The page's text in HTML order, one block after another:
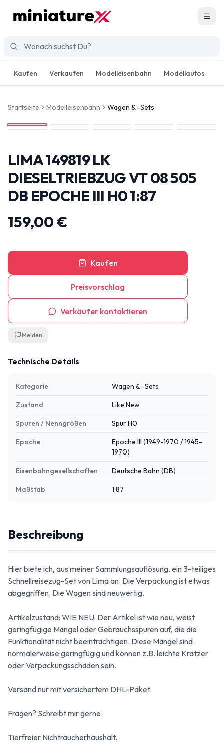
Menü
Kaufen Verkaufen Modelleisenbahn Modellautos
Startseite Modelleisenbahn Wagen & -Sets
LIMA 149819 LK
DIESELTRIEBZUG VT 08 505
DB EPOCHE III H0 1:87
159,00 €
Kaufen
Preisvorschlag
Verkäufer kontaktieren
Melden
Technische Details
Kategorie Wagen & -Sets
Zustand Like New
Spuren / Nenngrößen Spur H0
Epoche
Epoche III (1949-1970 / 1945-
1970)
Eisenbahngesellschaften Deutsche Bahn (DB)
Maßstab 1:87
Beschreibung
Hier biete ich, aus meiner Sammlungsauflösung, ein 3-teiliges
Schnellreisezug-Set von Lima an. Die Verpackung ist etwas
abgegriffen. Die Wagen sind neuwertig.
Artikelzustand: WIE NEU: Der Artikel ist wie neu, weist
geringfügige Mängel oder Gebrauchsspuren auf, die die
Funktionalität nicht beeinträchtigen. Diese Mängel sind
normalerweise geringfügig und können z.B. leichte Kratzer
oder Verpackungsschäden sein.
Versand nur mit versichertem DHL-Paket.
Fragen? Schreibt mir gerne.
Tierfreier Nichtraucherhaushalt.